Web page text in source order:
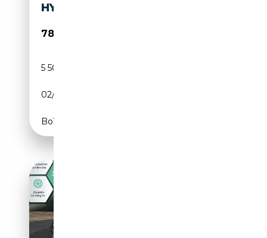
HYPERSCREEN PANO
78 078€
5 500 km
02/2025
Boîte automatique